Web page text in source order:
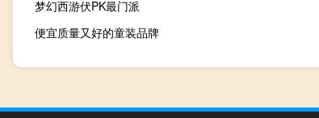
梦幻西游伏PK最门派
便宜质量又好的童装品牌